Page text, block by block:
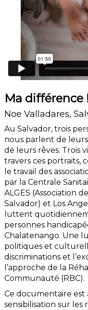
Ma différence
Noe Valladares,
Au Salvador, trois
nous parlent de
de leurs rêves. Trois
travers ces portraits,
le travail des
par la Centrale
ALGES (Association
Salvador) et Los
luttent
personnes
Chalatenango. Une
politiques et
discriminations et
l’approche de la
Communauté (RBC).
Ce documentaire
sensibilisation sur les